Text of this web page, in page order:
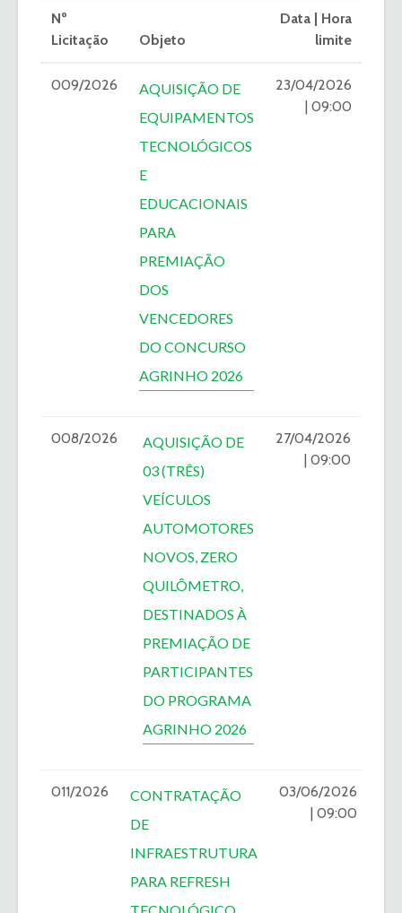
Nº
Licitação
Objeto
Data | Hora
limite
009/2026
AQUISIÇÃO DE
EQUIPAMENTOS
TECNOLÓGICOS
E
EDUCACIONAIS
PARA
PREMIAÇÃO
DOS
VENCEDORES
DO CONCURSO
AGRINHO 2026
23/04/2026
| 09:00
008/2026
AQUISIÇÃO DE
03 (TRÊS)
VEÍCULOS
AUTOMOTORES
NOVOS, ZERO
QUILÔMETRO,
DESTINADOS À
PREMIAÇÃO DE
PARTICIPANTES
DO PROGRAMA
AGRINHO 2026
27/04/2026
| 09:00
011/2026
CONTRATAÇÃO
DE
INFRAESTRUTURA
PARA REFRESH
03/06/2026
| 09:00